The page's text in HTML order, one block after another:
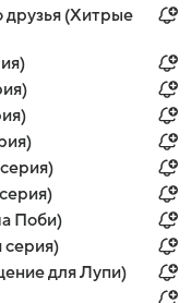
(Хитрые
Поби)
для Лупи)